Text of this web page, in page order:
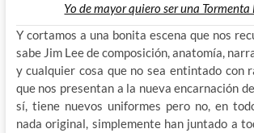
Yo de mayor quiero ser una
Y cortamos a una bonita escena que nos
sabe Jim Lee de composición, anatomía,
y cualquier cosa que no sea entintado con
que nos presentan a la nueva encarnación
sí, tiene nuevos uniformes pero no, en
nada original, simplemente han juntado a